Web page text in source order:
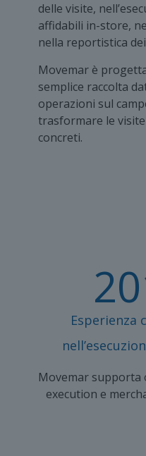
delle visite,
affidabili in-store,
nella reportistica
Movemar è
semplice raccolta
operazioni sul
trasformare le
concreti.
Esperienza
Movemar supporta
execution e